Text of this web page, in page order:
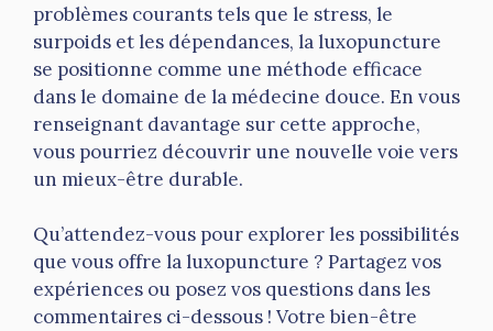
problèmes courants tels que le stress, le
surpoids et les dépendances, la luxopuncture
se positionne comme une méthode efficace
dans le domaine de la médecine douce. En vous
renseignant davantage sur cette approche,
vous pourriez découvrir une nouvelle voie vers
un mieux-être durable.
Qu’attendez-vous pour explorer les possibilités
que vous offre la luxopuncture ? Partagez vos
expériences ou posez vos questions dans les
commentaires ci-dessous ! Votre bien-être